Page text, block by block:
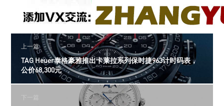
上一篇
TAG Heuer泰格豪雅推出卡莱拉系列保时捷963计时码表，
公价68,300元
下一篇